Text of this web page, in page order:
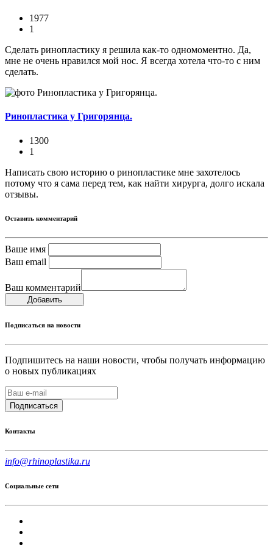
1977
1
Сделать ринопластику я решила как-то одномоментно. Да,
мне не очень нравился мой нос. Я всегда хотела что-то с ним
сделать.
Ринопластика у Григорянца.
1300
1
Написать свою историю о ринопластике мне захотелось
потому что я сама перед тем, как найти хирурга, долго искала
отзывы.
Оставить комментарий
Ваше имя
Ваш email
Ваш комментарий
Добавить
Подписаться на новости
Подпишитесь на наши новости, чтобы получать информацию
о новых публикациях
Подписаться
Контакты
info@rhinoplastika.ru
Социальные сети